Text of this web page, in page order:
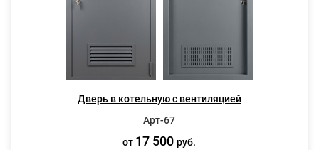
Дверь в котельную с вентиляцией
Арт-67
от 17 500руб.